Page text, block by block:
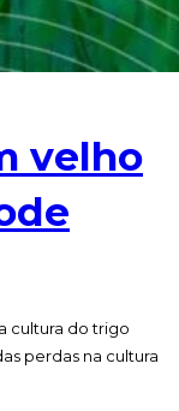
velho
cultura do trigo
perdas na cultura